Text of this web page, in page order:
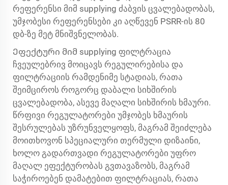
რეფერენსი მიმ supplying ძაბვის ცვალებადობას,
უმჯობესი რეფერენსები კი აღწევენ PSRR-ის 80
დბ-ზე მეტ მნიშვნელობას.
Ეფექტური მიმ supplying ფილტრაცია
ჩვეულებრივ მოიცავს რეგულირებისა და
ფილტრაციის რამდენიმე სტადიას, რათა
შეიმციროს როგორც დაბალი სიხშირის
ცვალებადობა, ასევე მაღალი სიხშირის ხმაური.
წრფივი რეგულატორები უმჯობეს ხმაურის
შესრულებას უზრუნველყოფს, მაგრამ შეიძლება
მოითხოვონ სპეციალური თერმული დიზაინი,
ხოლო გადართვადი რეგულატორები უფრო
მაღალ ეფექტურობას გვთავაზობს, მაგრამ
საჭიროებენ დამატებით ფილტრაციას, რათა